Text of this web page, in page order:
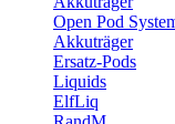
Open Pod
Akkuträger
Ersatz-Pods
Liquids
ElfLiq